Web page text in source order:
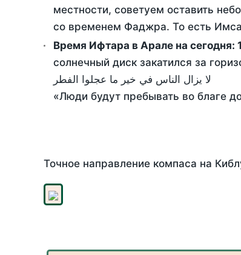
местности, советуем оставить
со временем Фаджра. То есть
Время Ифтара в Арале на сегодня:
солнечный диск закатился за
لا يزال الناس في خير ما عجلوا الفطر
«Люди будут пребывать во благе
Точное направление компаса на